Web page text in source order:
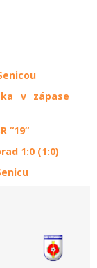
v zápase
“19“
1:0 (1:0)